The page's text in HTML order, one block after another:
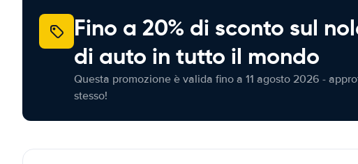
Fino a 20% di sconto sul
di auto in tutto il mondo
Questa promozione è valida fino a 11 agosto 2026 -
stesso!